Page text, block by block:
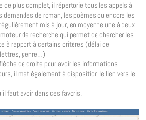
de plus complet, il répertorie tous les appels à
de roman, les poèmes ou encore les
mis à jour, en moyenne une à deux
de recherche qui permet de chercher les
à rapport à certains critères (délai de
genre…)
de droite pour avoir les informations
il met également à disposition le lien vers le
faut avoir dans ces favoris.